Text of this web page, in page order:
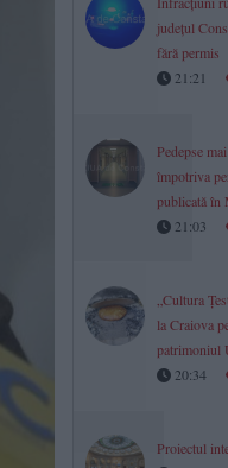
județul
fără permis
21:21
Pedepse
împotriva
publicată
21:03
„Cultura
la Craiova
patrimoniul
20:34
Proiectul